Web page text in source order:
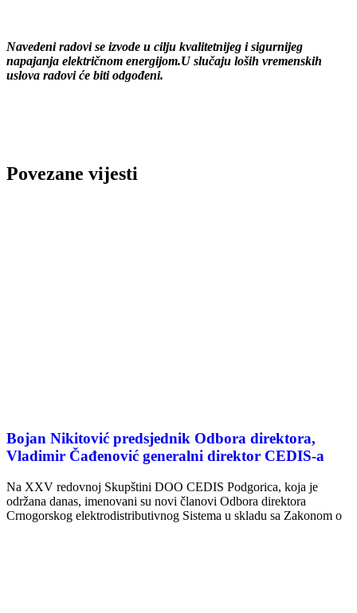
Navedeni radovi se izvode u cilju kvalitetnijeg i sigurnijeg
napajanja električnom energijom.U slučaju loših vremenskih
uslova radovi će biti odgođeni.
Povezane vijesti
Bojan Nikitović predsjednik Odbora direktora,
Vladimir Čađenović generalni direktor CEDIS-a
Na XXV redovnoj Skupštini DOO CEDIS Podgorica, koja je
održana danas, imenovani su novi članovi Odbora direktora
Crnogorskog elektrodistributivnog Sistema u skladu sa Zakonom o